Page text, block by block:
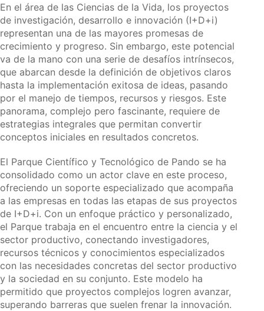
En el área de las Ciencias de la Vida, los proyectos
de investigación, desarrollo e innovación (I+D+i)
representan una de las mayores promesas de
crecimiento y progreso. Sin embargo, este potencial
va de la mano con una serie de desafíos intrínsecos,
que abarcan desde la definición de objetivos claros
hasta la implementación exitosa de ideas, pasando
por el manejo de tiempos, recursos y riesgos. Este
panorama, complejo pero fascinante, requiere de
estrategias integrales que permitan convertir
conceptos iniciales en resultados concretos.
El Parque Científico y Tecnológico de Pando se ha
consolidado como un actor clave en este proceso,
ofreciendo un soporte especializado que acompaña
a las empresas en todas las etapas de sus proyectos
de I+D+i. Con un enfoque práctico y personalizado,
el Parque trabaja en el encuentro entre la ciencia y el
sector productivo, conectando investigadores,
recursos técnicos y conocimientos especializados
con las necesidades concretas del sector productivo
y la sociedad en su conjunto. Este modelo ha
permitido que proyectos complejos logren avanzar,
superando barreras que suelen frenar la innovación.